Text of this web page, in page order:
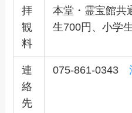
拝
観
料
本堂・霊宝館共
生700円、小学
連
絡
先
075-861-0343